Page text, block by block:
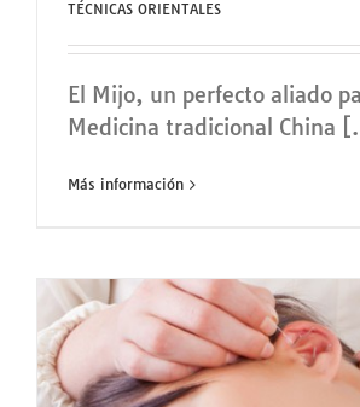
TÉCNICAS ORIENTALES
El Mijo, un perfecto aliado
Medicina tradicional China
Más información